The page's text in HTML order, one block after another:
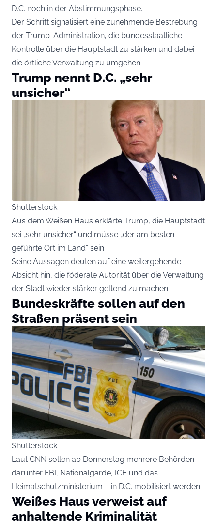
D.C. noch in der Abstimmungsphase.
Der Schritt signalisiert eine zunehmende Bestrebung
der Trump-Administration, die bundesstaatliche
Kontrolle über die Hauptstadt zu stärken und dabei
die örtliche Verwaltung zu umgehen.
Trump nennt D.C. „sehr
unsicher“
Shutterstock
Aus dem Weißen Haus erklärte Trump, die Hauptstadt
sei „sehr unsicher“ und müsse „der am besten
geführte Ort im Land“ sein.
Seine Aussagen deuten auf eine weitergehende
Absicht hin, die föderale Autorität über die Verwaltung
der Stadt wieder stärker geltend zu machen.
Bundeskräfte sollen auf den
Straßen präsent sein
Shutterstock
Laut CNN sollen ab Donnerstag mehrere Behörden –
darunter FBI, Nationalgarde, ICE und das
Heimatschutzministerium – in D.C. mobilisiert werden.
Weißes Haus verweist auf
anhaltende Kriminalität